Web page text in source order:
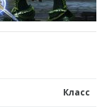
Класс